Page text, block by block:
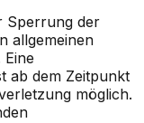
Sperrung der
allgemeinen
ab dem Zeitpunkt
möglich.